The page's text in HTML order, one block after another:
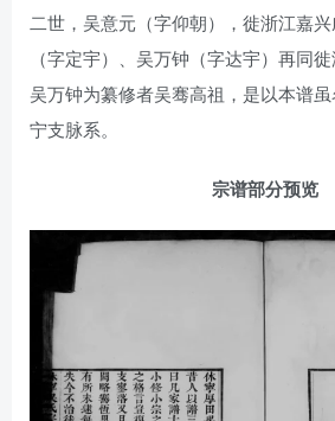
二世，吴意元（字仰朝），徙浙江嘉
（字定宇）、吴万钟（字达宇）再同徙
吴万钟为纂修者吴骞高祖，是以本谱
宁支脉系。
宗谱部分预览